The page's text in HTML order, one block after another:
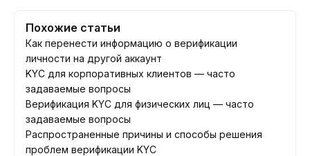
Похожие статьи
Как перенести информацию о верификации
личности на другой аккаунт
KYC для корпоративных клиентов — часто
задаваемые вопросы
Верификация KYC для физических лиц — часто
задаваемые вопросы
Распространенные причины и способы решения
проблем верификации KYC